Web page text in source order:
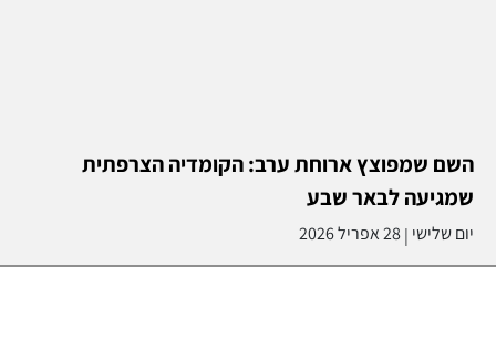
השם שמפוצץ ארוחת ערב: הקומדיה הצרפתית
שמגיעה לבאר שבע
יום שלישי |28 אפריל 2026